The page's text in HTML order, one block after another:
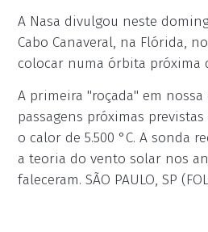
A Nasa divulgou neste
Cabo Canaveral, na Flórida,
colocar numa órbita próxima
A primeira "roçada" em
passagens próximas
o calor de 5.500 °C. A sonda
a teoria do vento solar nos
faleceram. SÃO PAULO, SP